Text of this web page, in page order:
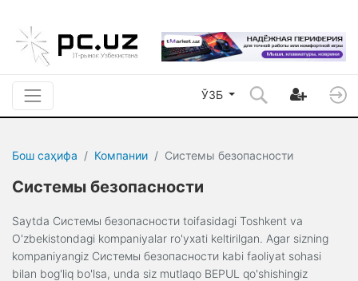
ЎЗБ
Бош саҳифа Компании Системы безопасности
Системы безопасности
Saytda Системы безопасности toifasidagi Toshkent va
O'zbekistondagi kompaniyalar ro'yxati keltirilgan. Agar sizning
kompaniyangiz Системы безопасности kabi faoliyat sohasi
bilan bog'liq bo'lsa, unda siz mutlaqo BEPUL qo'shishingiz